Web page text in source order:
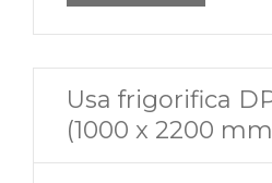
Usa frigorifica
(1000 x 2200